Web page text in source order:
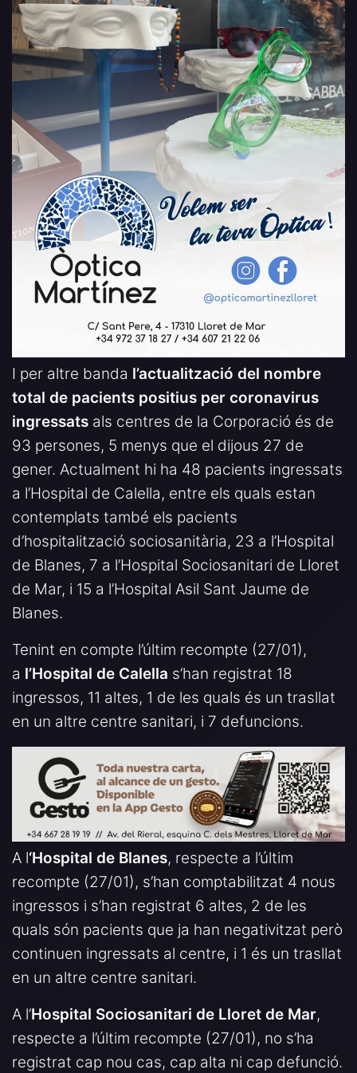
I per altre banda l’actualització del nombre
total de pacients positius per coronavirus
ingressats als centres de la Corporació és de
93 persones, 5 menys que el dijous 27 de
gener. Actualment hi ha 48 pacients ingressats
a l’Hospital de Calella, entre els quals estan
contemplats també els pacients
d’hospitalització sociosanitària, 23 a l’Hospital
de Blanes, 7 a l’Hospital Sociosanitari de Lloret
de Mar, i 15 a l’Hospital Asil Sant Jaume de
Blanes.
Tenint en compte l’últim recompte (27/01),
a l’Hospital de Calella s’han registrat 18
ingressos, 11 altes, 1 de les quals és un trasllat
en un altre centre sanitari, i 7 defuncions.
A l‘Hospital de Blanes, respecte a l’últim
recompte (27/01), s’han comptabilitzat 4 nous
ingressos i s’han registrat 6 altes, 2 de les
quals són pacients que ja han negativitzat però
continuen ingressats al centre, i 1 és un trasllat
en un altre centre sanitari.
A l’Hospital Sociosanitari de Lloret de Mar,
respecte a l’últim recompte (27/01), no s’ha
registrat cap nou cas, cap alta ni cap defunció.